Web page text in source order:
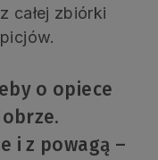
całej zbiórki
o opiece
i z powagą –